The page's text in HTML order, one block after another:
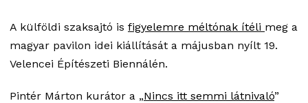
A külföldi szaksajtó is figyelemre méltónak ítéli meg a
magyar pavilon idei kiállítását a májusban nyílt 19.
Velencei Építészeti Biennálén.
Pintér Márton kurátor a „Nincs itt semmi látnivaló”